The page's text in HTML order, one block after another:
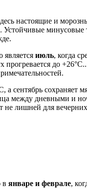
настоящие и
Устойчивые
июль, когда
до
сохраняет
между дневными и
не лишней для
в январе и феврале,